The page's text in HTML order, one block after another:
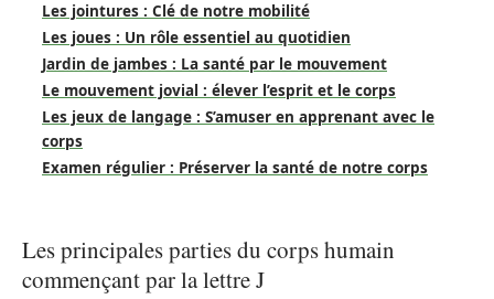
Les jointures : Clé de notre mobilité
Les joues : Un rôle essentiel au quotidien
Jardin de jambes : La santé par le mouvement
Le mouvement jovial : élever l’esprit et le corps
Les jeux de langage : S’amuser en apprenant avec le
corps
Examen régulier : Préserver la santé de notre corps
Les principales parties du corps humain
commençant par la lettre J